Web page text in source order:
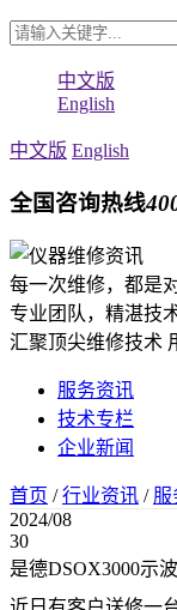
中文版
English
中文版 English
全国咨询热线
每一次维修，都是
专业团队，精湛技
汇聚顶尖维修技术
服务资讯
技术专栏
企业新闻
首页 /行业资讯 / 服
2024/08
30
是德DSOX3000示